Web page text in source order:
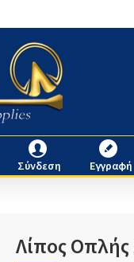
Σύνδεση Εγγραφή
Λίπος